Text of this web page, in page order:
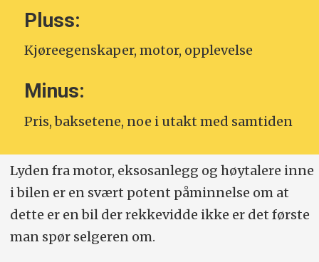
Pluss:
Kjøreegenskaper, motor, opplevelse
Minus:
Pris, baksetene, noe i utakt med samtiden
Lyden fra motor, eksosanlegg og høytalere inne
i bilen er en svært potent påminnelse om at
dette er en bil der rekkevidde ikke er det første
man spør selgeren om.